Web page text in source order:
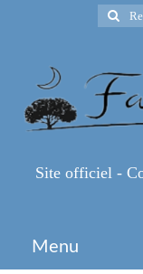
:
Site officiel -
Menu